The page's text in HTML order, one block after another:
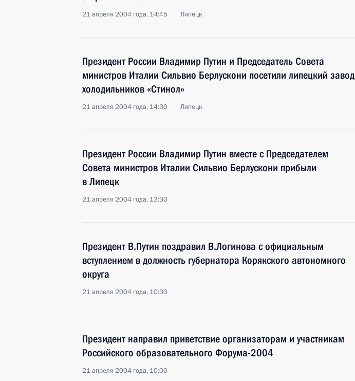
21 апреля 2004 года, 14:45 Липецк
Президент России Владимир Путин и Председатель Совета
министров Италии Сильвио Берлускони посетили липецкий завод
холодильников «Стинол»
21 апреля 2004 года, 14:30 Липецк
Президент России Владимир Путин вместе с Председателем
Совета министров Италии Сильвио Берлускони прибыли
в Липецк
21 апреля 2004 года, 13:30
Президент В.Путин поздравил В.Логинова с официальным
вступлением в должность губернатора Корякского автономного
округа
21 апреля 2004 года, 10:30
Президент направил приветствие организаторам и участникам
Российского образовательного Форума-2004
21 апреля 2004 года, 10:00